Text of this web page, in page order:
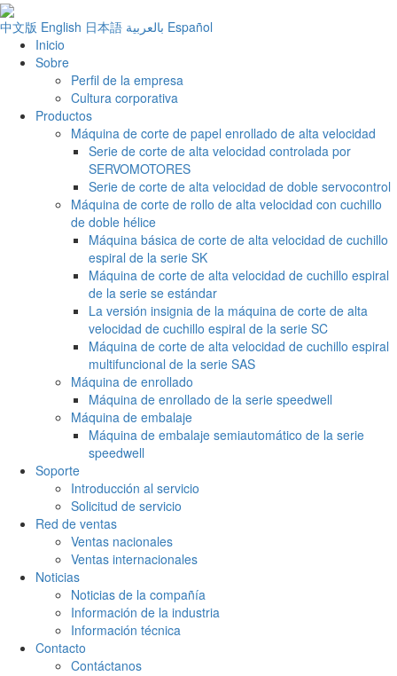
中文版 English 日本語 بالعربية Español
Inicio
Sobre
Perfil de la empresa
Cultura corporativa
Productos
Máquina de corte de papel enrollado de alta velocidad
Serie de corte de alta velocidad controlada por
SERVOMOTORES
Serie de corte de alta velocidad de doble servocontrol
Máquina de corte de rollo de alta velocidad con cuchillo
de doble hélice
Máquina básica de corte de alta velocidad de cuchillo
espiral de la serie SK
Máquina de corte de alta velocidad de cuchillo espiral
de la serie se estándar
La versión insignia de la máquina de corte de alta
velocidad de cuchillo espiral de la serie SC
Máquina de corte de alta velocidad de cuchillo espiral
multifuncional de la serie SAS
Máquina de enrollado
Máquina de enrollado de la serie speedwell
Máquina de embalaje
Máquina de embalaje semiautomático de la serie
speedwell
Soporte
Introducción al servicio
Solicitud de servicio
Red de ventas
Ventas nacionales
Ventas internacionales
Noticias
Noticias de la compañía
Información de la industria
Información técnica
Contacto
Contáctanos